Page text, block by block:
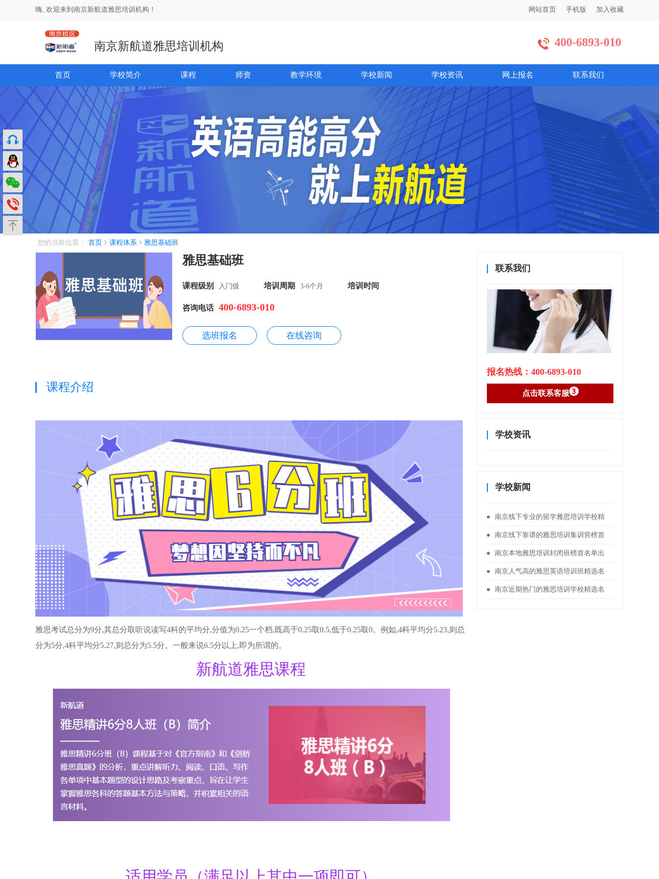
嗨, 欢迎来到南京新航道雅思培训机构！ 网站首页 手机版 加入收藏
南京新航道雅思培训机构 400-6893-010
首页 学校简介 课程 师资 教学环境 学校新闻 学校资讯 网上报名 联系我们
您的当前位置： 首页 课程体系 雅思基础班
雅思基础班
课程级别 入门级 培训周期 3-6个月 培训时间
咨询电话 400-6893-010
选班报名 在线咨询
课程介绍
雅思考试总分为9分,其总分取听说读写4科的平均分,分值为0.25一个档,既高于0.25取0.5,低于0.25取0。例如,4科平均分5.23,则总
分为5分,4科平均分5.27,则总分为5.5分。一般来说6.5分以上,即为所谓的。
新航道雅思课程
联系我们
报名热线：400-6893-010
点击联系客服
学校资讯
学校新闻
南京线下专业的留学雅思培训学校精
南京线下靠谱的雅思培训集训营榜首
南京本地雅思培训封闭班榜首名单出
南京人气高的雅思英语培训班精选名
南京近期热门的雅思培训学校精选名